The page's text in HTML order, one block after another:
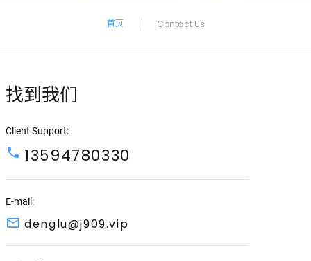
首页 Contact Us
找到我们
Client Support:
13594780330
E-mail:
denglu@j909.vip